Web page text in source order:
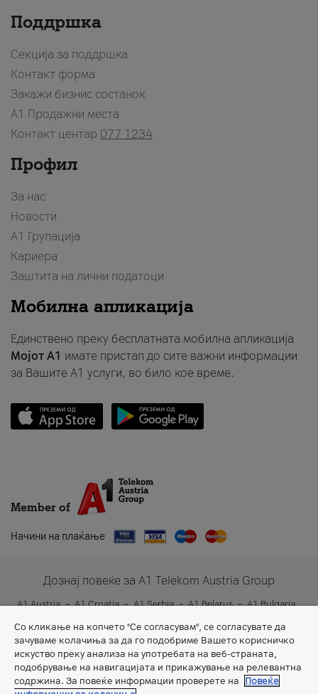
Поддршка
Секција за поддршка
Контакт форма
Закажи бизнис состанок
A1 Продажни места
Контакт центар 077 1234
Профил
За нас
Новости
А1 Групација
Кариера
Заштита на лични податоци
Мобилна апликација
Единствено преку бесплатната мобилна апликација
Мојот A1 имате пристап до сите важни информации
за Вашите A1 услуги, во било кое време.
Member of
Начини на плаќање
Дознај повеќе за A1 Telekom Austria Group
A1 Austria A1 Croatia A1 Serbia A1 Belarus
A1 Bulgaria
Со кликање на копчето "Се согласувам", се согласувате да
зачуваме колачиња за да го подобриме Вашето корисничко
искуство преку анализа на употребата на веб-страната,
подобрување на навигацијата и прикажување на релевантна
содржина. За повеќе информации проверете на
Повеќе